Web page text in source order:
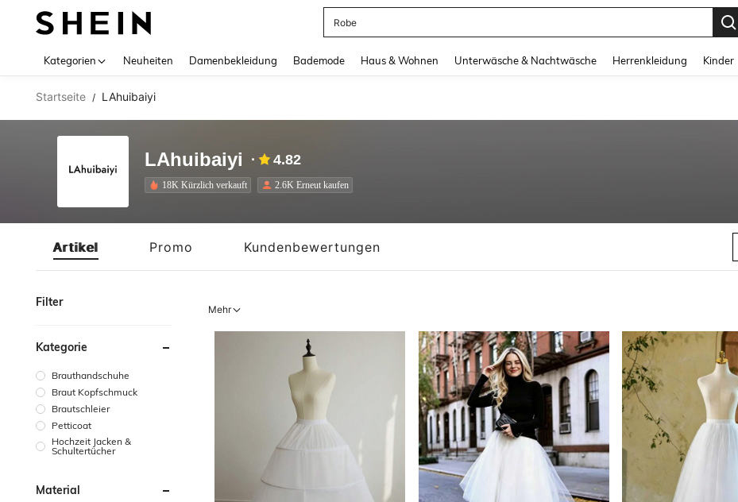
Jumpsuit Damen
Kategorien Neuheiten Damenbekleidung Bademode Haus & Wohnen Unterwäsche & Nachtwäsche Herrenkleidung Kinder
Startseite / LAhuibaiyi
LAhuibaiyi 4.82
18K Kürzlich verkauft 2.6K Erneut kaufen
Artikel Promo Kundenbewertungen
Filter
Kategorie
Brauthandschuhe
Braut Kopfschmuck
Brautschleier
Petticoat
Hochzeit Jacken &
Schultertücher
Material
Mehr